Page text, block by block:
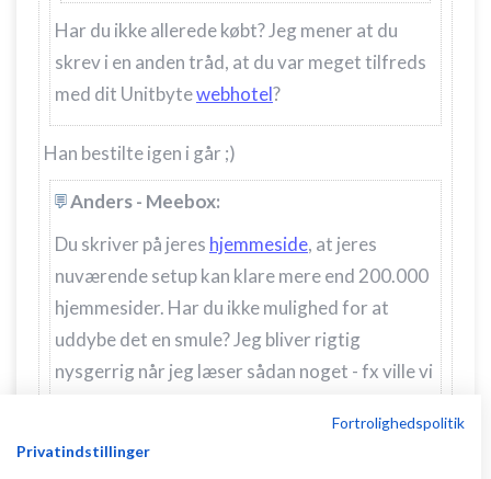
Har du ikke allerede købt? Jeg mener at du
skrev i en anden tråd, at du var meget tilfreds
med dit Unitbytewebhotel?
Han bestilte igen i går ;)
Anders - Meebox:
Du skriver på jeres hjemmeside, at jeres
nuværende setup kan klare mere end 200.000
hjemmesider. Har du ikke mulighed for at
uddybe det en smule? Jeg bliver rigtig
nysgerrig når jeg læser sådan noget - fx ville vi
setup vi har i dag, kombineret med den kvalitet
vi kræver af det enkelte webhotel.
Fortrolighedspolitik
Privatindstillinger